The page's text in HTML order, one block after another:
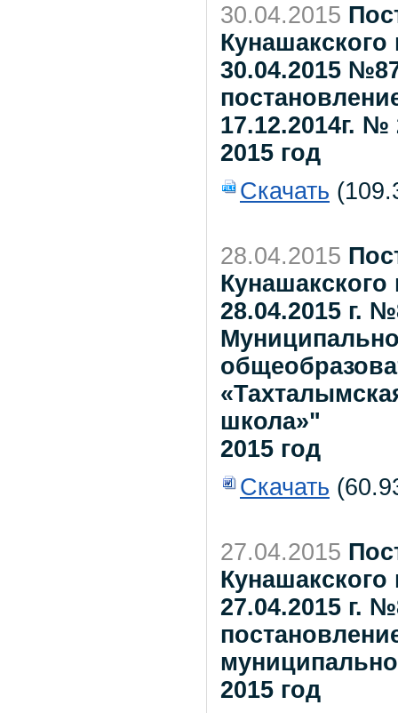
30.04.2015
30.04.2015
17.12.2014г. №
2015 год
Скачать
28.04.2015
28.04.2015 г.
школа»"
2015 год
Скачать
27.04.2015
27.04.2015 г.
2015 год